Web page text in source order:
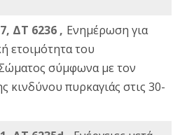
ΔΤ 6236 , Ενημέρωση για
ετοιμότητα του
σύμφωνα με τον
κινδύνου πυρκαγιάς στις 30-